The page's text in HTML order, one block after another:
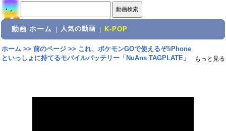
動画 ホーム 人気の動画 K-POP
ホーム>> 前のページ>> これ、ポケモンGOで使えるぞ!iPhone
といっしょに持てるモバイルバッテリー「NuAns TAGPLATE」
もっと見る